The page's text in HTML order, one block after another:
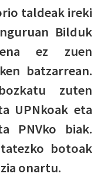
taldeak ireki
Bilduk
ez zuen
batzarrean.
zuten
UPNkoak eta
PNVko biak.
botoak
onartu.